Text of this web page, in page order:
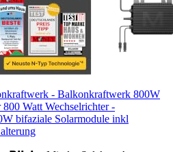
- Balkonkraftwerk 800W
800 Watt Wechselrichter -
bifaziale Solarmodule inkl